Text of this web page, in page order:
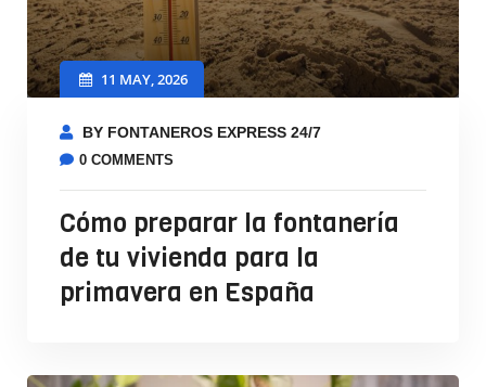
11 MAY, 2026
BY FONTANEROS EXPRESS 24/7
0 COMMENTS
Cómo preparar la fontanería
de tu vivienda para la
primavera en España